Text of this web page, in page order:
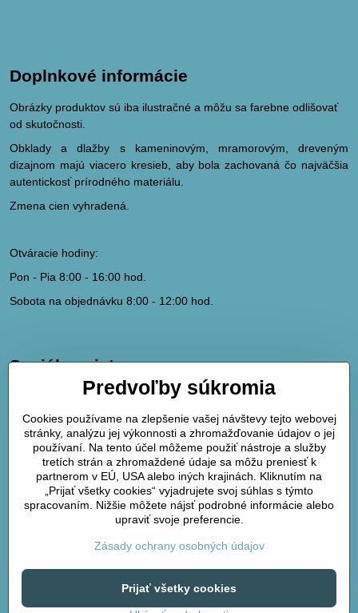
Doplnkové informácie
Obrázky produktov sú iba ilustračné a môžu sa farebne odlišovať
od skutočnosti.
Obklady a dlažby s kameninovým, mramorovým, dreveným
dizajnom majú viacero kresieb, aby bola zachovaná čo najväčšia
autentickosť prírodného materiálu.
Zmena cien vyhradená.
Otváracie hodiny:
Pon - Pia 8:00 - 16:00 hod.
Sobota na objednávku 8:00 - 12:00 hod.
Sociálne siete
hydrodk@hydrodk.sk
Facebook
Instagram
Pinterest
Mapa
©2026Copyright
Predvoľby súkromiaZásady ochrany osobných údajov
Predvoľby súkromia
Cookies používame na zlepšenie vašej návštevy tejto webovej
stránky, analýzu jej výkonnosti a zhromažďovanie údajov o jej
používaní. Na tento účel môžeme použiť nástroje a služby
tretích strán a zhromaždené údaje sa môžu preniesť k
partnerom v EÚ, USA alebo iných krajinách. Kliknutím na
„Prijať všetky cookies“ vyjadrujete svoj súhlas s týmto
spracovaním. Nižšie môžete nájsť podrobné informácie alebo
upraviť svoje preferencie.
Zásady ochrany osobných údajov
Prijať všetky cookies